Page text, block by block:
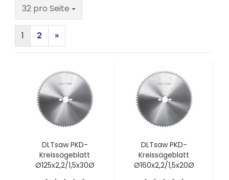
32 pro Seite
pro Seite
1 2 »
DLTsaw PKD-
Kreissägeblatt
Ø125x2,2/1,5x30Ø
DLTsaw PKD-
Kreissägeblatt
Ø160x2,2/1,5x20Ø